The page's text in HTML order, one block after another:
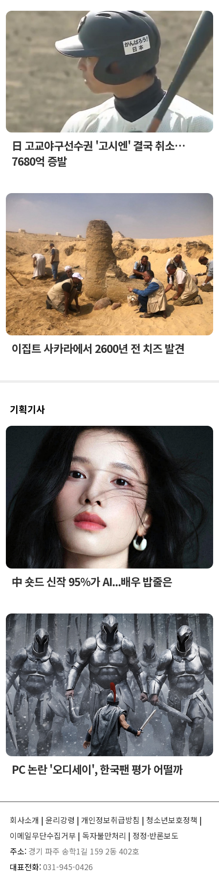
日 고교야구선수권 '고시엔' 결국 취소…
7680억 증발
이집트 사카라에서 2600년 전 치즈 발견
기획기사
中 숏드 신작 95%가 AI...배우 밥줄은
PC 논란 '오디세이', 한국팬 평가 어떨까
회사소개 | 윤리강령 | 개인정보취급방침 | 청소년보호정책 |
이메일무단수집거부 | 독자불만처리 | 정정·반론보도
주소: 경기 파주 송학1길 159 2동 402호
대표전화:031-945-0426